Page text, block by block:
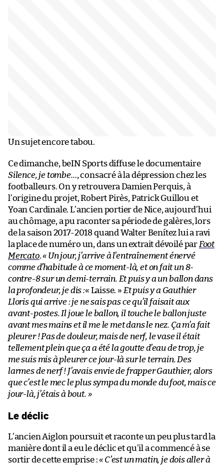
Un sujet encore tabou.
Ce dimanche, beIN Sports diffuse le documentaire
Silence, je tombe…, consacré à la dépression chez les
footballeurs. On y retrouvera Damien Perquis, à
l’origine du projet, Robert Pirès, Patrick Guillou et
Yoan Cardinale. L’ancien portier de Nice, aujourd’hui
au chômage, a pu raconter sa période de galères, lors
de la saison 2017-2018 quand Walter Benítez lui a ravi
la place de numéro un, dans un extrait dévoilé par Foot
Mercato.« Un jour, j’arrive à l’entraînement énervé
comme d’habitude à ce moment-là, et on fait un 8-
contre-8 sur un demi-terrain. Et puis y a un ballon dans
la profondeur, je dis :« Laisse. » Et puis y a Gauthier
Lloris qui arrive : je ne sais pas ce qu’il faisait aux
avant-postes. Il joue le ballon, il touche le ballon juste
avant mes mains et il me le met dans le nez. Ça m’a fait
pleurer ! Pas de douleur, mais de nerf, le vase il était
tellement plein que ça a été la goutte d’eau de trop, je
me suis mis à pleurer ce jour-là sur le terrain. Des
larmes de nerf ! J’avais envie de frapper Gauthier, alors
que c’est le mec le plus sympa du monde du foot, mais ce
jour-là, j’étais à bout. »
Le déclic
L’ancien Aiglon poursuit et raconte un peu plus tard la
manière dont il a eu le déclic et qu’il a commencé à se
sortir de cette emprise :« C’est un matin, je dois aller à